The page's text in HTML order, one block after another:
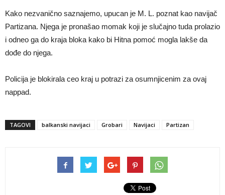
Kako nezvanično saznajemo, upucan je M. L. poznat kao navijač
Partizana. Njega je pronašao momak koji je slučajno tuda prolazio
i odneo ga do kraja bloka kako bi Hitna pomoć mogla lakše da
dođe do njega.
Policija je blokirala ceo kraj u potrazi za osumnjicenim za ovaj
nappad.
TAGOVI balkanski navijaci Grobari Navijaci Partizan